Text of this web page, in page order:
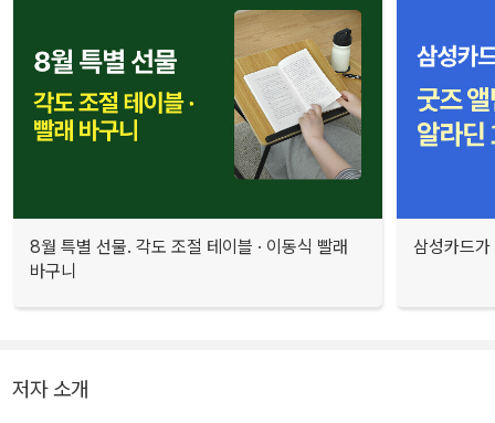
8월 특별 선물. 각도 조절 테이블 · 이동식 빨래
바구니
삼성카드
저자 소개